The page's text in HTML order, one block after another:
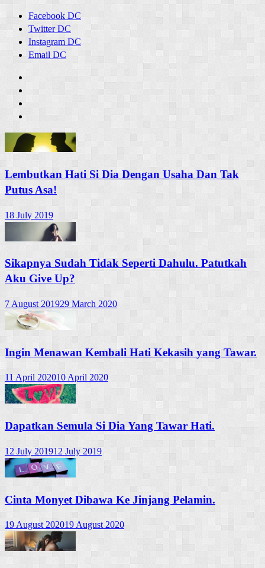
Facebook DC
Twitter DC
Instagram DC
Email DC
Lembutkan Hati Si Dia Dengan Usaha Dan Tak
Putus Asa!
18 July 2019
Sikapnya Sudah Tidak Seperti Dahulu. Patutkah
Aku Give Up?
7 August 201929 March 2020
Ingin Menawan Kembali Hati Kekasih yang Tawar.
11 April 202010 April 2020
Dapatkan Semula Si Dia Yang Tawar Hati.
12 July 201912 July 2019
Cinta Monyet Dibawa Ke Jinjang Pelamin.
19 August 202019 August 2020